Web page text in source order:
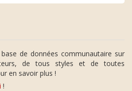
de données communautaire sur
de tous styles et de toutes
en savoir plus !
!